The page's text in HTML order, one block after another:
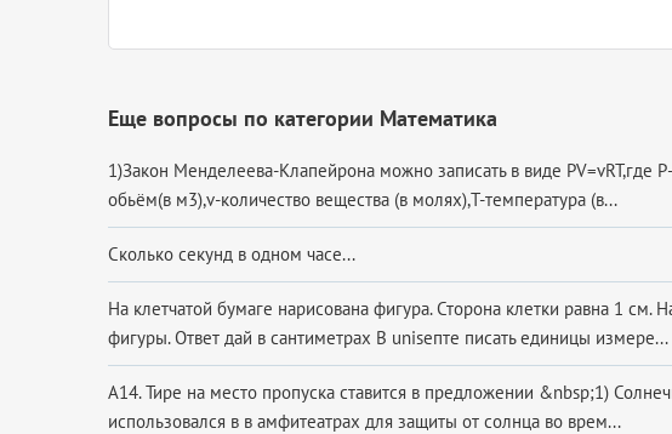
Еще вопросы по категории Математика
1)Закон Менделеева-Клапейрона можно записать в виде PV=vRT,где
обьём(в м3),v-количество вещества (в молях),T-температура (в...
Сколько секунд в одном часе...
На клетчатой бумаге нарисована фигура. Сторона клетки равна 1 см.
фигуры. Ответ дай в сантиметрах В unіѕепте писать единицы измере...
А14. Тире на место пропуска ставится в предложении &nbsp;1)
использовался в в амфитеатрах для защиты от солнца во врем...